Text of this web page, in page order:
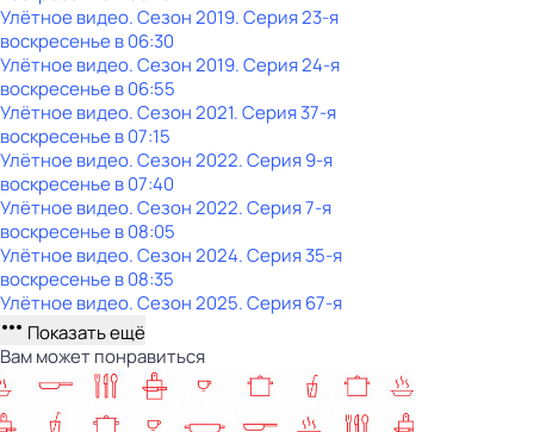
Улётное видео. Сезон 2019. Серия 23-я
воскресенье в06:30
Улётное видео. Сезон 2019. Серия 24-я
воскресенье в06:55
Улётное видео. Сезон 2021. Серия 37-я
воскресенье в07:15
Улётное видео. Сезон 2022. Серия 9-я
воскресенье в07:40
Улётное видео. Сезон 2022. Серия 7-я
воскресенье в08:05
Улётное видео. Сезон 2024. Серия 35-я
воскресенье в08:35
Улётное видео. Сезон 2025. Серия 67-я
Показать ещё
Вам может понравиться